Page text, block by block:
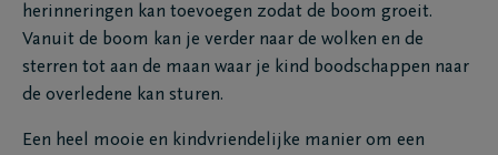
herinneringen kan toevoegen zodat de boom groeit.
Vanuit de boom kan je verder naar de wolken en de
sterren tot aan de maan waar je kind boodschappen naar
de overledene kan sturen.
Een heel mooie en kindvriendelijke manier om een